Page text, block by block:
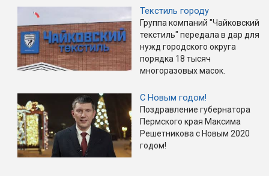
Текстиль городу
Группа компаний "Чайковский
текстиль" передала в дар для
нужд городского округа
порядка 18 тысяч
многоразовых масок.
С Новым годом!
Поздравление губернатора
Пермского края Максима
Решетникова с Новым 2020
годом!